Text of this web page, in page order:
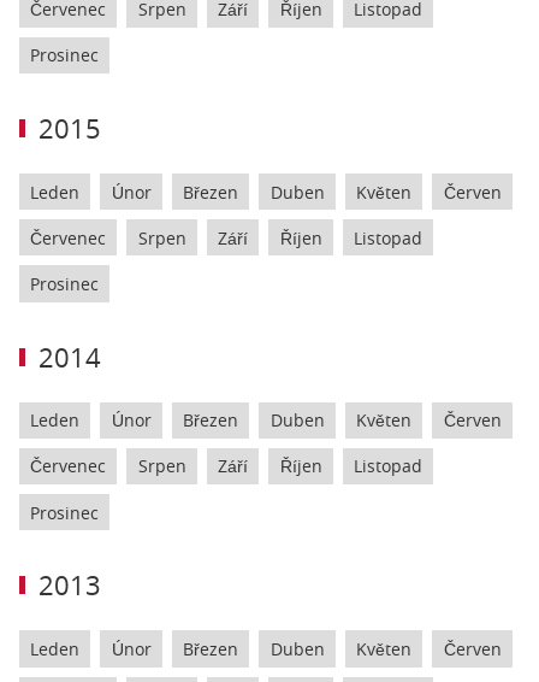
Červenec Srpen Září Říjen Listopad
Prosinec
2015
Leden Únor Březen Duben Květen Červen
Červenec Srpen Září Říjen Listopad
Prosinec
2014
Leden Únor Březen Duben Květen Červen
Červenec Srpen Září Říjen Listopad
Prosinec
2013
Leden Únor Březen Duben Květen Červen